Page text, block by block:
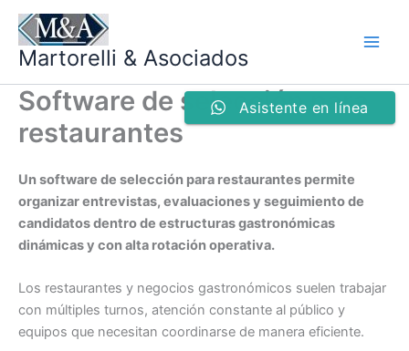
contenido
Martorelli & Asociados
Software de selección para
restaurantes
Un software de selección para restaurantes permite
organizar entrevistas, evaluaciones y seguimiento de
candidatos dentro de estructuras gastronómicas
dinámicas y con alta rotación operativa.
Los restaurantes y negocios gastronómicos suelen trabajar
con múltiples turnos, atención constante al público y
equipos que necesitan coordinarse de manera eficiente.
Asistente en línea